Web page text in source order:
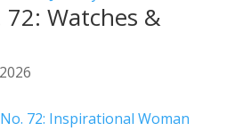
Watches &